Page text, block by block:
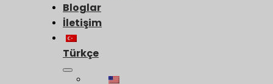
Bloglar
İletişim
Türkçe